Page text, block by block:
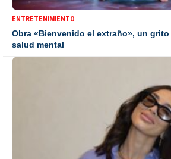
ENTRETENIMIENTO
Obra «Bienvenido el extraño», un
salud mental